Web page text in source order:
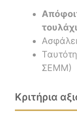
ΣΕΜΜ)
Κριτήρια